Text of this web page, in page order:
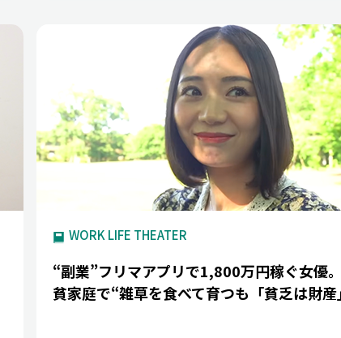
WORK LIFE THEATER
“副業”フリマアプリで1,800万円稼ぐ女優
貧家庭で“雑草を食べて育つも「貧乏は財産